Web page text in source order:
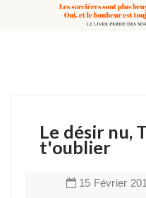
Le désir nu,
t'oublier
15 Février